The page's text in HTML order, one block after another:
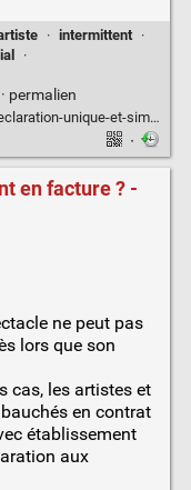
· intermittent
·
·
permalien
definition-delai-et-fonctionnement/
·
en facture ? -
ne peut pas
lors que son
cas, les artistes et
en contrat
établissement
aux